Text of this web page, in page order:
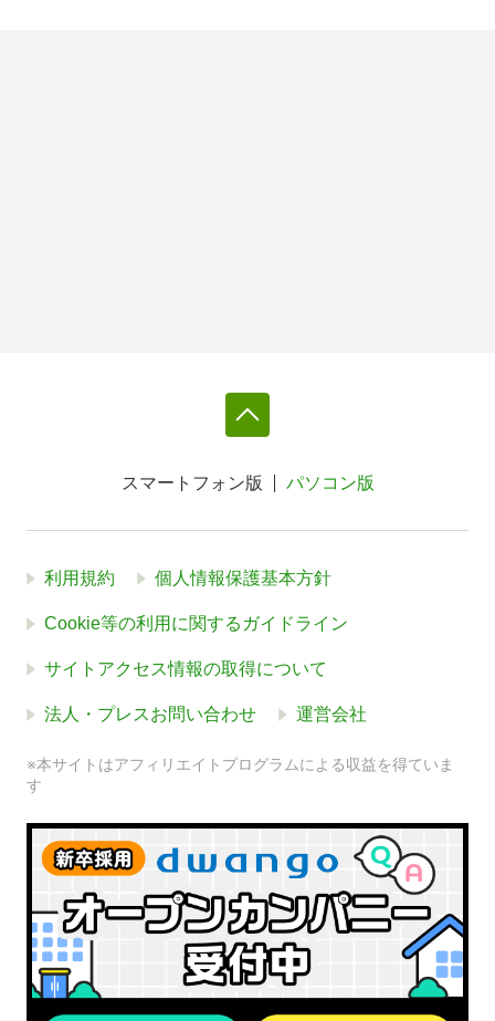
スマートフォン版 パソコン版
利用規約 個人情報保護基本方針
Cookie等の利用に関するガイドライン
サイトアクセス情報の取得について
法人・プレスお問い合わせ 運営会社
※本サイトはアフィリエイトプログラムによる収益を得ていま
す